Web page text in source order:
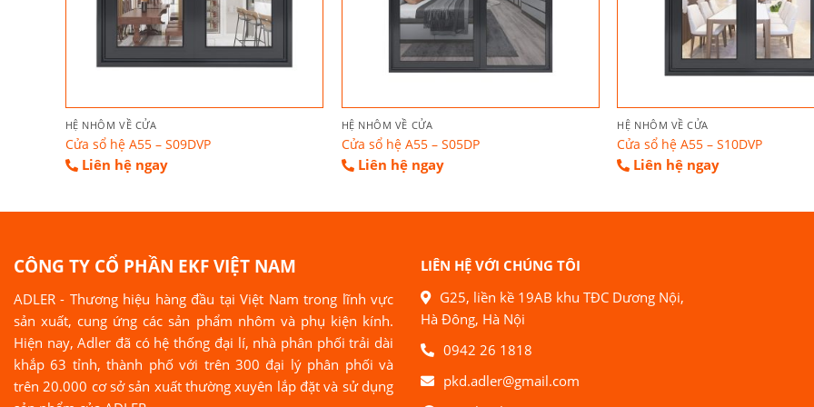
HỆ NHÔM VỀ CỬA
Cửa sổ hệ A55 – S09DVP
Liên hệ ngay
HỆ NHÔM VỀ CỬA
Cửa sổ hệ A55 – S05DP
Liên hệ ngay
HỆ NHÔM VỀ CỬA
Cửa sổ hệ A55 – S10DVP
Liên hệ ngay
CÔNG TY CỔ PHẦN EKF VIỆT NAM
ADLER - Thương hiệu hàng đầu tại Việt Nam trong lĩnh vực
sản xuất, cung ứng các sản phẩm nhôm và phụ kiện kính.
Hiện nay, Adler đã có hệ thống đại lí, nhà phân phối trải dài
khắp 63 tỉnh, thành phố với trên 300 đại lý phân phối và
trên 20.000 cơ sở sản xuất thường xuyên lắp đặt và sử dụng
LIÊN HỆ VỚI CHÚNG TÔI
G25, liền kề 19AB khu TĐC Dương Nội,
Hà Đông, Hà Nội
0942 26 1818
pkd.adler@gmail.com